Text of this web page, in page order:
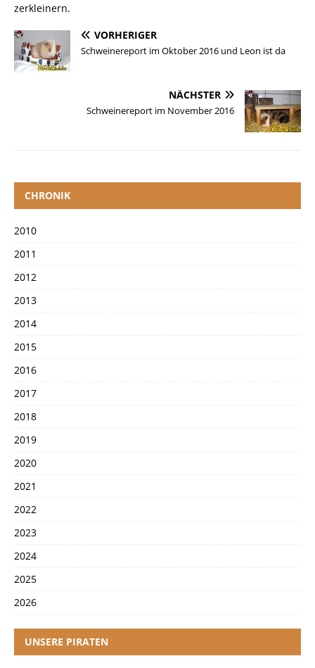
zerkleinern.
VORHERIGER
Schweinereport im Oktober 2016 und Leon ist da
NÄCHSTER
Schweinereport im November 2016
CHRONIK
2010
2011
2012
2013
2014
2015
2016
2017
2018
2019
2020
2021
2022
2023
2024
2025
2026
UNSERE PIRATEN